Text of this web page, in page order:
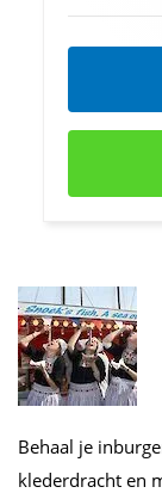
Behaal je
klederdracht en